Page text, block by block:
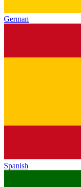
German
Spanish